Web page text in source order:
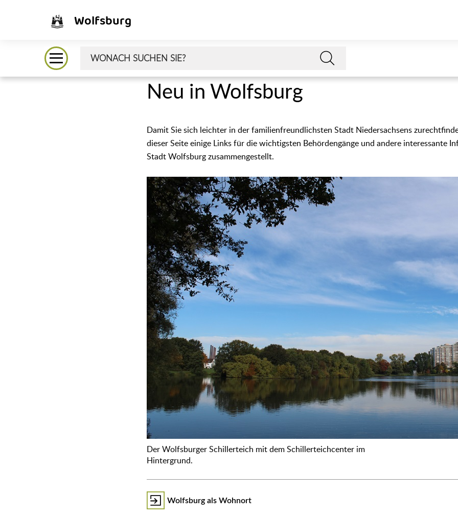
Wolfsburg
Neu in Wolfsburg
Damit Sie sich leichter in der familienfreundlichsten Stadt Niedersachsens
dieser Seite einige Links für die wichtigsten Behördengänge und andere interessante
Stadt Wolfsburg zusammengestellt.
Der Wolfsburger Schillerteich mit dem Schillerteichcenter im
Hintergrund.
Wolfsburg als Wohnort